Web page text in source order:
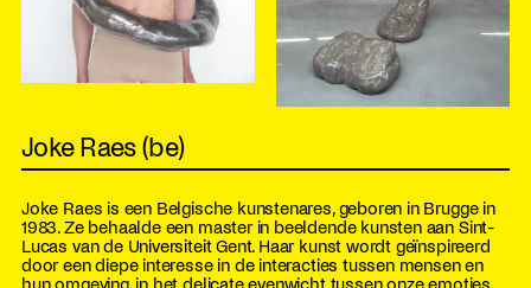
Joke Raes (be)
Joke Raes is een Belgische kunstenares, geboren in Brugge in
1983. Ze behaalde een master in beeldende kunsten aan Sint-
Lucas van de Universiteit Gent. Haar kunst wordt geïnspireerd
door een diepe interesse in de interacties tussen mensen en
hun omgeving, in het delicate evenwicht tussen onze emoties